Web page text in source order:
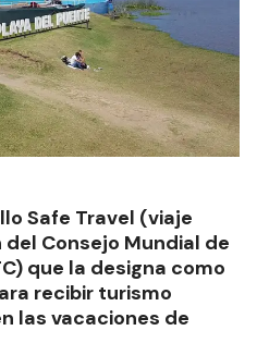
Safe Travel (viaje
Consejo Mundial de
que la designa como
recibir turismo
las vacaciones de